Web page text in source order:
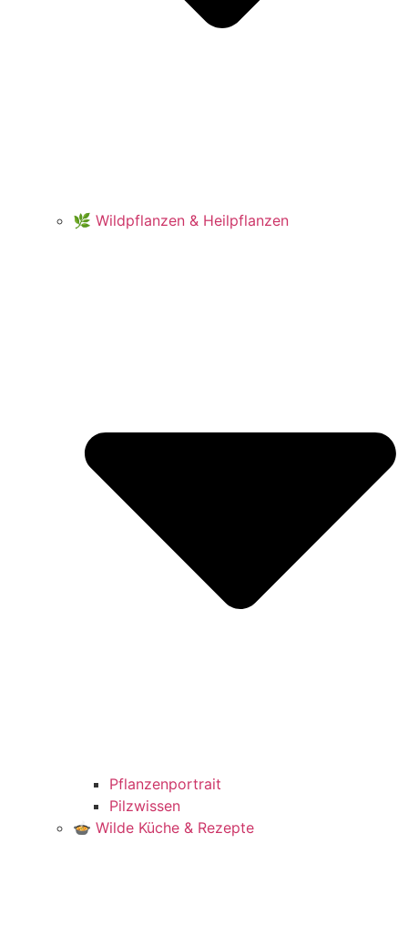
🌿 Wildpflanzen & Heilpflanzen
Pflanzenportrait
Pilzwissen
🍲 Wilde Küche & Rezepte